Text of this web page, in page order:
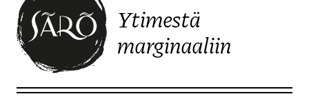
Ytimestä
marginaaliin